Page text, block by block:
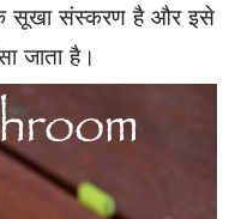
सूखा संस्करण है और इसे
जाता है।